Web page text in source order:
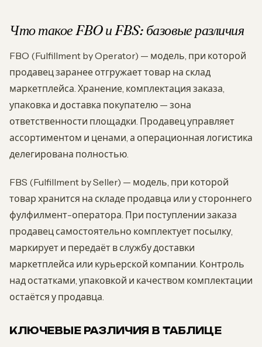
Что такое FBO и FBS: базовые различия
FBO (Fulfillment by Operator) — модель, при которой
продавец заранее отгружает товар на склад
маркетплейса. Хранение, комплектация заказа,
упаковка и доставка покупателю — зона
ответственности площадки. Продавец управляет
ассортиментом и ценами, а операционная логистика
делегирована полностью.
FBS (Fulfillment by Seller) — модель, при которой
товар хранится на складе продавца или у стороннего
фулфилмент-оператора. При поступлении заказа
продавец самостоятельно комплектует посылку,
маркирует и передаёт в службу доставки
маркетплейса или курьерской компании. Контроль
над остатками, упаковкой и качеством комплектации
остаётся у продавца.
КЛЮЧЕВЫЕ РАЗЛИЧИЯ В ТАБЛИЦЕ